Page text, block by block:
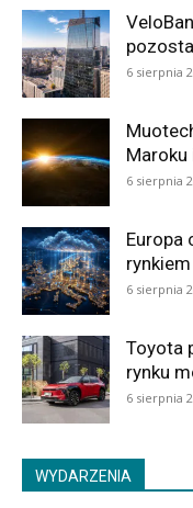
6 sierpnia
Maroku
6 sierpnia
Europa
6 sierpnia
Toyota
rynku
6 sierpnia
WYDARZENIA